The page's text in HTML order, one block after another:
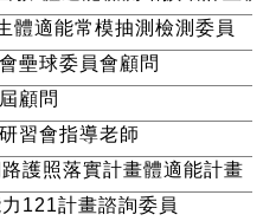
體適能常模抽測檢測委員
壘球委員會顧問
顧問
習會指導老師
護照落實計畫體適能計畫
121計畫諮詢委員